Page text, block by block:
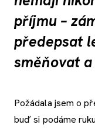
příjmu –
předepsat
směňovat
Požádala jsem o
buď si podáme